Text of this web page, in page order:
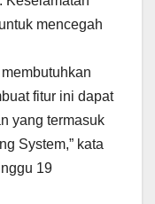
mencegah
fitur ini dapat
yang termasuk
System,” kata
19